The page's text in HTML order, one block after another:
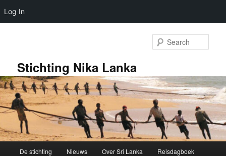
Log In
Stichting Nika Lanka
De stichting Nieuws Over Sri Lanka Reisdagboek